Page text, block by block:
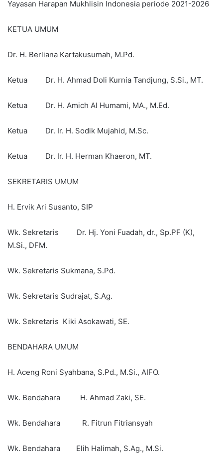
Yayasan Harapan Mukhlisin Indonesia periode 2021-2026
KETUA UMUM
Dr. H. Berliana Kartakusumah, M.Pd.
Ketua Dr. H. Ahmad Doli Kurnia Tandjung, S.Si., MT.
Ketua Dr. H. Amich Al Humami, MA., M.Ed.
Ketua Dr. Ir. H. Sodik Mujahid, M.Sc.
Ketua Dr. Ir. H. Herman Khaeron, MT.
SEKRETARIS UMUM
H. Ervik Ari Susanto, SIP
Wk. Sekretaris Dr. Hj. Yoni Fuadah, dr., Sp.PF (K),
M.Si., DFM.
Wk. Sekretaris Sukmana, S.Pd.
Wk. Sekretaris Sudrajat, S.Ag.
Wk. Sekretaris Kiki Asokawati, SE.
BENDAHARA UMUM
H. Aceng Roni Syahbana, S.Pd., M.Si., AIFO.
Wk. Bendahara H. Ahmad Zaki, SE.
Wk. Bendahara R. Fitrun Fitriansyah
Wk. Bendahara Elih Halimah, S.Ag., M.Si.